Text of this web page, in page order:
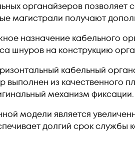
органайзеров позволяет
магистрали получают
назначение кабельного
шнуров на конструкцию
кабельный
выполнен из качественного
механизм фиксации.
модели является
долгий срок службы